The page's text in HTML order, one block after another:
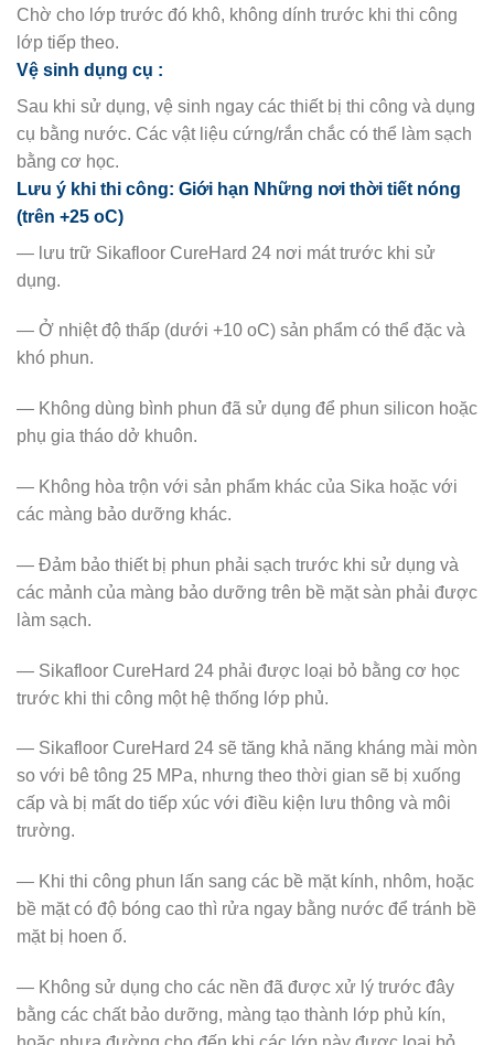
Chờ cho lớp trước đó khô, không dính trước khi thi công
lớp tiếp theo.
Vệ sinh dụng cụ :
Sau khi sử dụng, vệ sinh ngay các thiết bị thi công và dụng
cụ bằng nước. Các vật liệu cứng/rắn chắc có thể làm sạch
bằng cơ học.
Lưu ý khi thi công: Giới hạn Những nơi thời tiết nóng
(trên +25 oC)
— lưu trữ Sikafloor CureHard 24 nơi mát trước khi sử
dụng.
— Ở nhiệt độ thấp (dưới +10 oC) sản phẩm có thể đặc và
khó phun.
— Không dùng bình phun đã sử dụng để phun silicon hoặc
phụ gia tháo dở khuôn.
— Không hòa trộn với sản phẩm khác của Sika hoặc với
các màng bảo dưỡng khác.
— Đảm bảo thiết bị phun phải sạch trước khi sử dụng và
các mảnh của màng bảo dưỡng trên bề mặt sàn phải được
làm sạch.
— Sikafloor CureHard 24 phải được loại bỏ bằng cơ học
trước khi thi công một hệ thống lớp phủ.
— Sikafloor CureHard 24 sẽ tăng khả năng kháng mài mòn
so với bê tông 25 MPa, nhưng theo thời gian sẽ bị xuống
cấp và bị mất do tiếp xúc với điều kiện lưu thông và môi
trường.
— Khi thi công phun lấn sang các bề mặt kính, nhôm, hoặc
bề mặt có độ bóng cao thì rửa ngay bằng nước để tránh bề
mặt bị hoen ố.
— Không sử dụng cho các nền đã được xử lý trước đây
bằng các chất bảo dưỡng, màng tạo thành lớp phủ kín,